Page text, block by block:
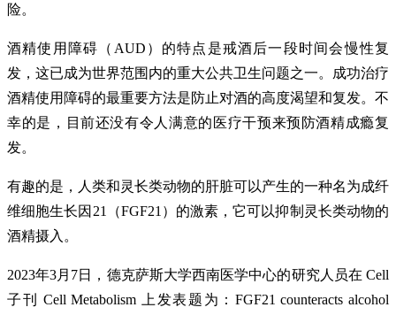
险。
酒精使用障碍（AUD）的特点是戒酒后一段时间会慢性复
发，这已成为世界范围内的重大公共卫生问题之一。成功治疗
酒精使用障碍的最重要方法是防止对酒的高度渴望和复发。不
幸的是，目前还没有令人满意的医疗干预来预防酒精成瘾复
发。
有趣的是，人类和灵长类动物的肝脏可以产生的一种名为成纤
维细胞生长因21（FGF21）的激素，它可以抑制灵长类动物的
酒精摄入。
2023年3月7日，德克萨斯大学西南医学中心的研究人员在 Cell
子刊 Cell Metabolism 上发表题为：FGF21 counteracts alcohol